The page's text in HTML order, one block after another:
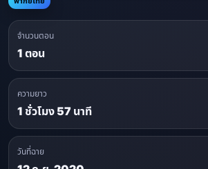
จำนวนตอน
1 ตอน
ความยาว
1 ชั่วโมง 57 นาที
วันที่ฉาย